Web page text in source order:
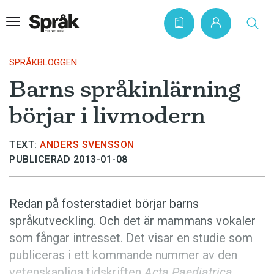
Hem
Artiklar
Krönikor
Språkfrågor
Bokrecensioner
Kviss
Podden
SPRÅKBLOGGEN
Barns språkinlärning
börjar i livmodern
TEXT: ANDERS SVENSSON
PUBLICERAD 2013-01-08
Redan på fosterstadiet börjar barns
språkutveckling. Och det är mammans vokaler
som fångar intresset. Det visar en studie som
publiceras i ett kommande nummer av den